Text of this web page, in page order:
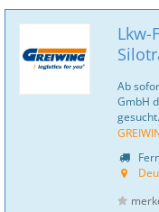
Lkw-
Ab
GmbH
gesucht.